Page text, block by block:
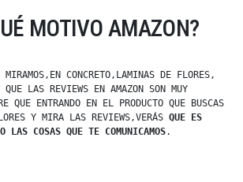
MOTIVO AMAZON?
CONCRETO,LAMINAS DE FLORES,
QUE LAS REVIEWS EN AMAZON SON MUY
QUE ENTRANDO EN EL PRODUCTO QUE BUSCAS
Y MIRA LAS REVIEWS,VERÁS QUE ES
LAS COSAS QUE TE COMUNICAMOS.